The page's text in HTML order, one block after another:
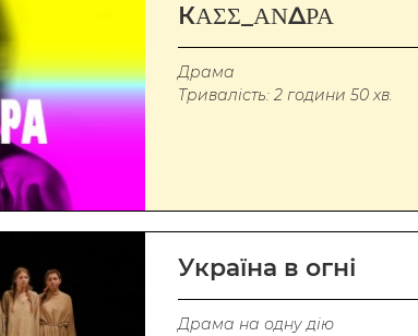
КΑΣΣ_ΑΝΔΡΑ
Драма
Тривалість: 2 години 50 хв.
Україна в огні
Драма на одну дію